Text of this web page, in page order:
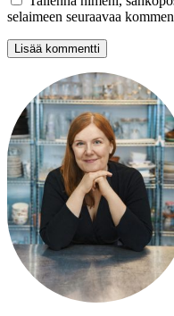
selaimeen seuraavaa